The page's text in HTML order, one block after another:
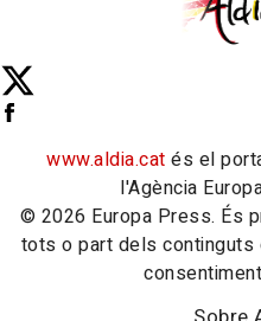
www.aldia.cat és el
l'Agència
© 2026 Europa Press. És
tots o part dels continguts